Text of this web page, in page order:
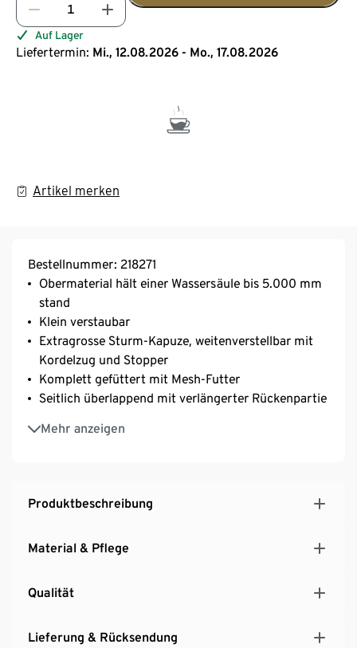
Auf Lager
Liefertermin: Mi., 12.08.2026 - Mo., 17.08.2026
Artikel merken
Bestellnummer: 218271
Obermaterial hält einer Wassersäule bis 5.000 mm
stand
Klein verstaubar
Extragrosse Sturm-Kapuze, weitenverstellbar mit
Kordelzug und Stopper
Komplett gefüttert mit Mesh-Futter
Seitlich überlappend mit verlängerter Rückenpartie
Mehr anzeigen
Hochschliessender Kragen
Frontreissverschluss
Weitenregulierung
Schmutzabweisend durch evoPel-Imprägnierung
Produktbeschreibung
Material & Pflege
Qualität
Lieferung & Rücksendung